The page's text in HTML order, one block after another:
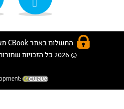
התשלום באתר CBook מאובטח בטכנולוגית SSL
© 2026 כל הזכויות שמורות